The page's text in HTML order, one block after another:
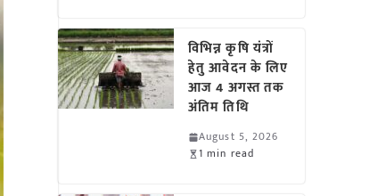
विभिन्न कृषि यंत्रों
हेतु आवेदन के लिए
आज 4 अगस्त तक
अंतिम तिथि
August 5, 2026
1 min read